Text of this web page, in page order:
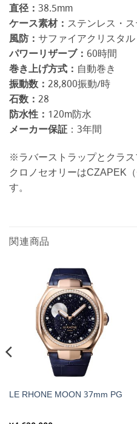
直径： 38.5mm
ケース素材： ステンレス・
風防： サファイアクリスタル
パワーリザーブ： 60時間
巻き上げ方式： 自動巻き
振動数： 28,800振動/時
石数： 28
防水性： 120m防水
メーカー保証 ：3年間
※ラバーストラップとクラス
クロノセオリーはCZAPEK
す。
関連商品
LE RHONE MOON 37mm PG